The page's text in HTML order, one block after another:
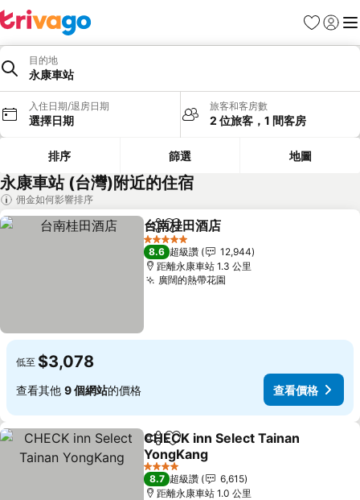
我的最愛
登入 選
目的地
永康車站
入住日期/退房日期
選擇日期
旅客和客房數
2 位旅客，1 間客房
排序 篩選 地圖
永康車站 (台灣)附近的住宿
佣金如何影響排序
分享 加入我的最愛
台南桂田酒店
5 星級
8.6 超級讚
12,944
距離永康車站 1.3 公里
廣闊的熱帶花園
低至 $3,078
查看其他 9 個網站的價格 查看價格
分享 加入我的最愛
CHECK inn Select Tainan
YongKang
4 星級
8.7 超級讚
6,615
距離永康車站 1.0 公里